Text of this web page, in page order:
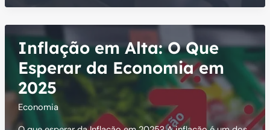
Pode
Ser
Pago?
Inflação em Alta: O Que
Esperar da Economia em
2025
Economia